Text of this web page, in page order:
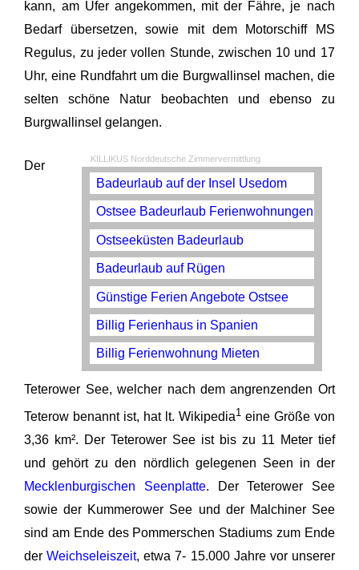
kann, am Ufer angekommen, mit der Fähre, je nach
Bedarf übersetzen, sowie mit dem Motorschiff MS
Regulus, zu jeder vollen Stunde, zwischen 10 und 17
Uhr, eine Rundfahrt um die Burgwallinsel machen, die
selten schöne Natur beobachten und ebenso zu
Burgwallinsel gelangen.
KILLIKUS Norddeutsche Zimmervermittlung
Badeurlaub auf der Insel Usedom
Ostsee Badeurlaub Ferienwohnungen
Ostseeküsten Badeurlaub
Badeurlaub auf Rügen
Günstige Ferien Angebote Ostsee
Billig Ferienhaus in Spanien
Billig Ferienwohnung Mieten
Der
Teterower See, welcher nach dem angrenzenden Ort
Teterow benannt ist, hat lt. Wikipedia1eine Größe von
3,36 km². Der Teterower See ist bis zu 11 Meter tief
und gehört zu den nördlich gelegenen Seen in der
Mecklenburgischen Seenplatte. Der Teterower See
sowie der Kummerower See und der Malchiner See
sind am Ende des Pommerschen Stadiums zum Ende
derWeichseleiszeit, etwa 7- 15.000 Jahre vor unserer